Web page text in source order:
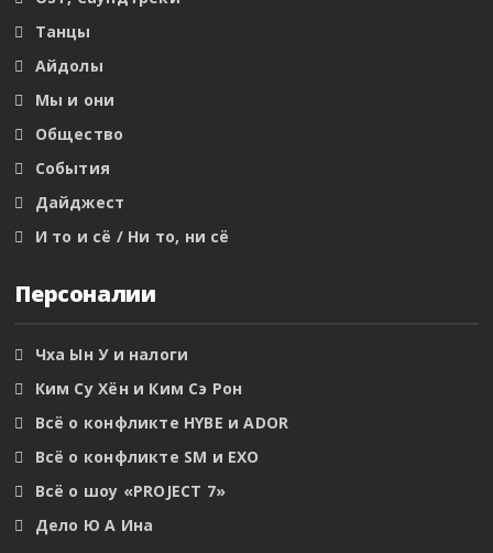
Танцы
Айдолы
Мы и они
Общество
События
Дайджест
И то и сё / Ни то, ни сё
Персоналии
Чха Ын У и налоги
Ким Су Хён и Ким Сэ Рон
Всё о конфликте HYBE и ADOR
Всё о конфликте SM и EXO
Всё о шоу «PROJECT 7»
Дело Ю А Ина